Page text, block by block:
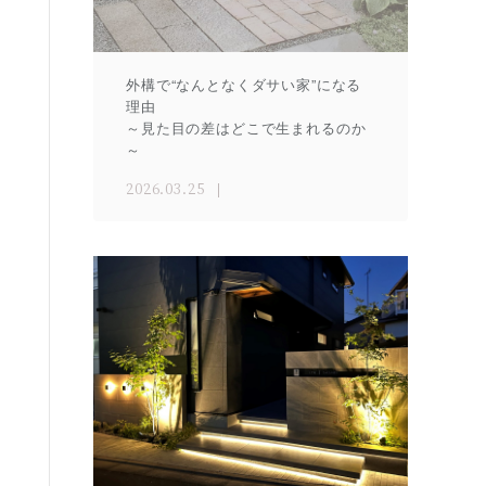
外構で“なんとなくダサい家”になる
理由
～見た目の差はどこで生まれるのか
～
2026.03.25